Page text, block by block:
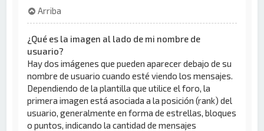
Arriba
¿Qué es la imagen al lado de mi nombre de
usuario?
Hay dos imágenes que pueden aparecer debajo de su
nombre de usuario cuando esté viendo los mensajes.
Dependiendo de la plantilla que utilice el foro, la
primera imagen está asociada a la posición (rank) del
usuario, generalmente en forma de estrellas, bloques
o puntos, indicando la cantidad de mensajes